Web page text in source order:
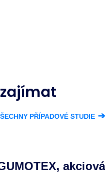
PŘÍPADOVÉ STUDIE ➔
akciová